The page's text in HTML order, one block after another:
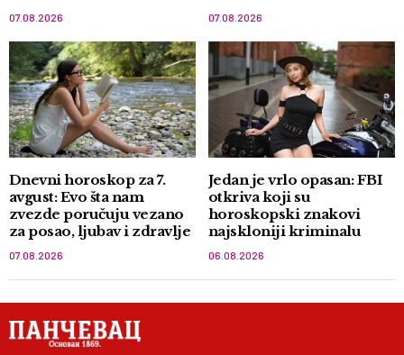
07.08.2026 07.08.2026
Dnevni horoskop za 7.
avgust: Evo šta nam
zvezde poručuju vezano
za posao, ljubav i zdravlje
07.08.2026
Jedan je vrlo opasan: FBI
otkriva koji su
horoskopski znakovi
najskloniji kriminalu
06.08.2026